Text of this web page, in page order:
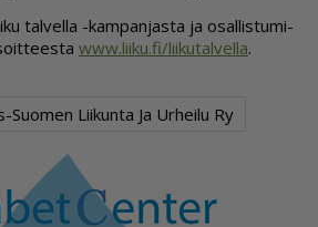
tal­vel­la -kam­pan­jas­ta ja osal­lis­tu­mi­
www.lii­ku.fi/lii­ku­tal­vel­la.
Suomen Liikunta Ja Urheilu Ry